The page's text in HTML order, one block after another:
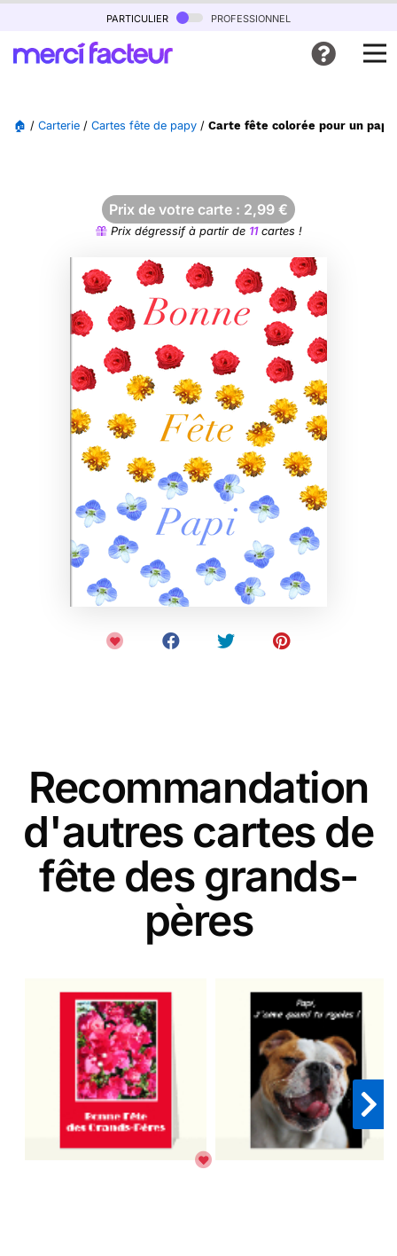
particulier professionnel
🏠 / Carterie / Cartes fête de papy / Carte fête colorée pour un papi
Prix de votre carte : 2,99 €
Prix dégressif à partir de 11cartes !
Recommandation
d'autres cartes de
fête des grands-
pères